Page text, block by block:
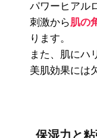
パワーヒアル
刺激から肌の
ります。
また、肌にハ
美肌効果には
保湿力と